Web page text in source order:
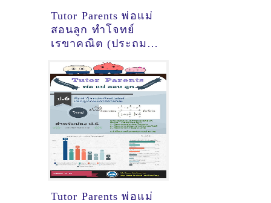
Tutor Parents พ่อแม่
สอนลูก ทำโจทย์
เรขาคณิต (ประถม)
เติม
Tutor Parents พ่อแม่